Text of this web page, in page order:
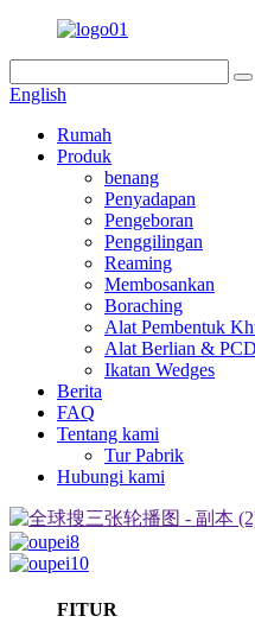
English
Rumah
Produk
benang
Penyadapan
Pengeboran
Penggilingan
Reaming
Membosankan
Boraching
Alat Pembentuk
Alat Berlian & PCD
Ikatan Wedges
Berita
FAQ
Tentang kami
Tur Pabrik
Hubungi kami
FITUR